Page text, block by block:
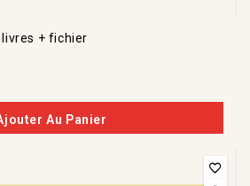
livres + fichier
Au Panier